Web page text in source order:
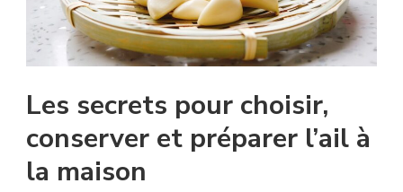
Les secrets pour choisir,
conserver et préparer l’ail à
la maison